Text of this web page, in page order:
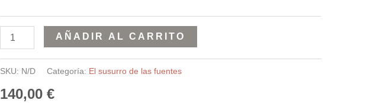
AÑADIR AL CARRITO
SKU: N/D Categoría: El susurro de las fuentes
140,00€